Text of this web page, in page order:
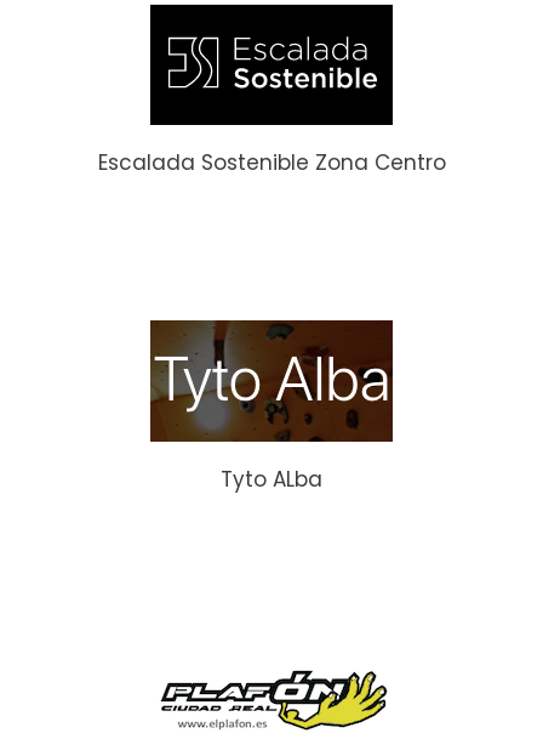
Escalada Sostenible Zona Centro
Tyto ALba